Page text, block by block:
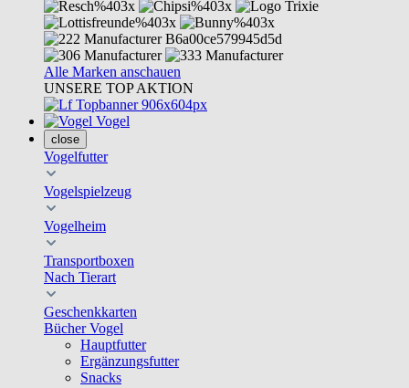
Alle Marken anschauen
UNSERE TOP AKTION
Vogel
close
Vogelfutter
Vogelspielzeug
Vogelheim
Transportboxen
Nach Tierart
Geschenkkarten
Bücher Vogel
Hauptfutter
Ergänzungsfutter
Snacks